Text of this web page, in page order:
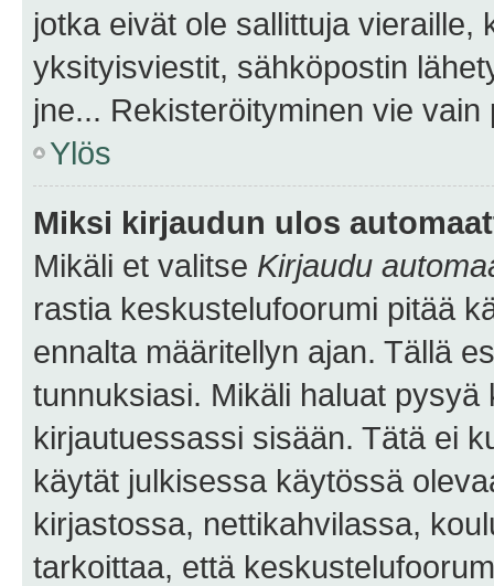
jotka eivät ole sallittuja vieraille,
yksityisviestit, sähköpostin
jne... Rekisteröityminen vie
Ylös
Miksi kirjaudun ulos
Mikäli et valitse Kirjaudu
rastia keskustelufoorumi pitää
ennalta määritellyn ajan. Tällä
tunnuksiasi. Mikäli haluat
kirjautuessassi sisään. Tätä ei
käytät julkisessa käytössä
kirjastossa, nettikahvilassa,
tarkoittaa, että